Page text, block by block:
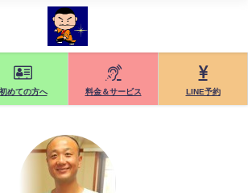
初めての方へ 料金＆サービス LINE予約